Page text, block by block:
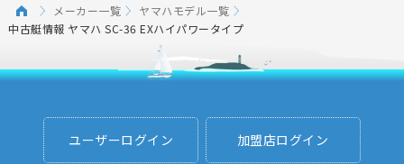
メーカー一覧
ヤマハモデル一覧
中古艇情報 ヤマハ SC-36 EXハイパワータイプ
ユーザーログイン 加盟店ログイン